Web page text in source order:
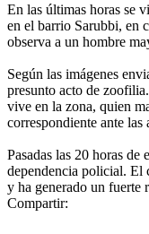
En las últimas horas se
en el barrio Sarubbi, en
observa a un hombre
Según las imágenes
presunto acto de
vive en la zona, quien
correspondiente ante las
Pasadas las 20 horas de
dependencia policial. El
y ha generado un fuerte
Compartir: